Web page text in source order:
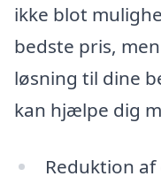
ikke blot
bedste pris,
løsning til dine
kan hjælpe dig
Reduktion